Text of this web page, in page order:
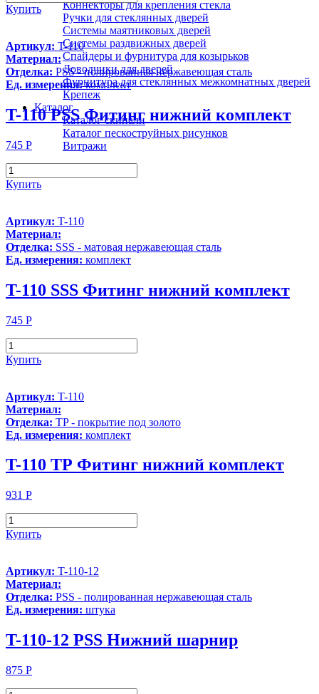
Коннекторы для крепления стекла
Ручки для стеклянных дверей
Системы маятниковых дверей
Системы раздвижных дверей
Спайдеры и фурнитура для козырьков
Доводчики для дверей
Фурнитура для стеклянных межкомнатных дверей
Крепеж
Каталог
Каталог скинали
Каталог пескоструйных рисунков
Витражи
Купить
Артикул: T-110
Материал:
Отделка: PSS - полированная нержавеющая сталь
Ед. измерения:комплект
T-110 PSS Фитинг нижний комплект
745 Р
Купить
Артикул: T-110
Материал:
Отделка: SSS - матовая нержавеющая сталь
Ед. измерения: комплект
T-110 SSS Фитинг нижний комплект
745 Р
Купить
Артикул: T-110
Материал:
Отделка: TP - покрытие под золото
Ед. измерения: комплект
T-110 ТР Фитинг нижний комплект
931 Р
Купить
Артикул: T-110-12
Материал:
Отделка: PSS - полированная нержавеющая сталь
Ед. измерения: штука
T-110-12 PSS Нижний шарнир
875 Р